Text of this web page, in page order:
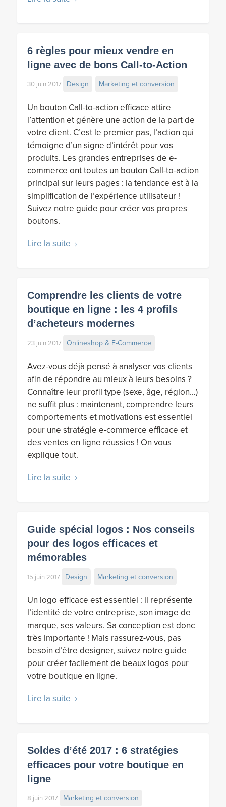
6 règles pour mieux vendre en
ligne avec de bons Call-to-Action
30 juin 2017 Design Marketing et conversion
Un bouton Call-to-action efficace attire
l’attention et génère une action de la part de
votre client. C’est le premier pas, l’action qui
témoigne d’un signe d’intérêt pour vos
produits. Les grandes entreprises de e-
commerce ont toutes un bouton Call-to-action
principal sur leurs pages : la tendance est à la
simplification de l’expérience utilisateur !
Suivez notre guide pour créer vos propres
boutons.
Lire la suite
Comprendre les clients de votre
boutique en ligne : les 4 profils
d’acheteurs modernes
23 juin 2017 Onlineshop & E-Commerce
Avez-vous déjà pensé à analyser vos clients
afin de répondre au mieux à leurs besoins ?
Connaître leur profil type (sexe, âge, région…)
ne suffit plus : maintenant, comprendre leurs
comportements et motivations est essentiel
pour une stratégie e-commerce efficace et
des ventes en ligne réussies ! On vous
explique tout.
Lire la suite
Guide spécial logos : Nos conseils
pour des logos efficaces et
mémorables
15 juin 2017 Design Marketing et conversion
Un logo efficace est essentiel : il représente
l’identité de votre entreprise, son image de
marque, ses valeurs. Sa conception est donc
très importante ! Mais rassurez-vous, pas
besoin d’être designer, suivez notre guide
pour créer facilement de beaux logos pour
votre boutique en ligne.
Lire la suite
Soldes d’été 2017 : 6 stratégies
efficaces pour votre boutique en
ligne
8 juin 2017 Marketing et conversion